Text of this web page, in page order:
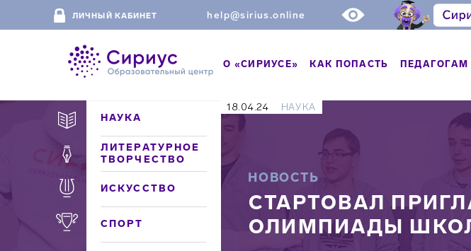
ЛИЧНЫЙ КАБИНЕТ help@sirius.online
О «СИРИУСЕ» КАК ПОПАСТЬ ПЕДАГОГАМ
НАУКА
ЛИТЕРАТУРНОЕ
ТВОРЧЕСТВО
ИСКУССТВО
СПОРТ
18.04.24 НАУКА
НОВОСТЬ
СТАРТОВАЛ
ОЛИМПИАДЫ